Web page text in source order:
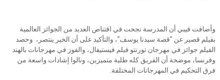
وأضافت فيبي أن المدرسة نجحت في اقتناص العديد من الجوائز العالمية
بفيلم قصير عن "قصة سيدنا يوسف"، والتأكيد على أن الخير ينتصر، وحصد
الفيلم جوائز في مهرجان تورنتو فيلم فيستيفال، والفوز في مهرجانات بالهند
وفرنسا، موضحة أن الفريق كله طلبة متميزين، ونالوا إشادات واسعة من
فرق التحكيم في المهرجانات المختلفة.